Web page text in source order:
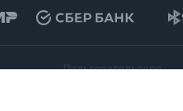
Пользовательское